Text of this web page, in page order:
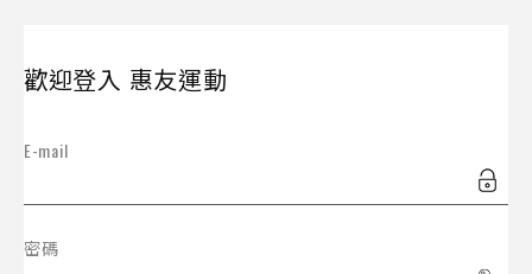
歡迎登入 惠友運動
E-mail
密碼